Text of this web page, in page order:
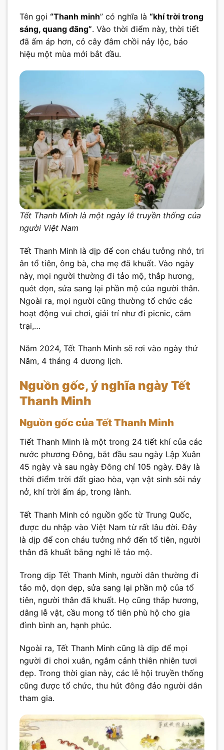
Tên gọi “Thanh minh” có nghĩa là “khí trời trong
sáng, quang đãng”. Vào thời điểm này, thời tiết
đã ấm áp hơn, cỏ cây đâm chồi nảy lộc, báo
hiệu một mùa mới bắt đầu.
Tết Thanh Minh là một ngày lễ truyền thống của
người Việt Nam
Tết Thanh Minh là dịp để con cháu tưởng nhớ, tri
ân tổ tiên, ông bà, cha mẹ đã khuất. Vào ngày
này, mọi người thường đi tảo mộ, thắp hương,
quét dọn, sửa sang lại phần mộ của người thân.
Ngoài ra, mọi người cũng thường tổ chức các
hoạt động vui chơi, giải trí như đi picnic, cắm
trại,…
Năm 2024, Tết Thanh Minh sẽ rơi vào ngày thứ
Năm, 4 tháng 4 dương lịch.
Nguồn gốc, ý nghĩa ngày Tết
Thanh Minh
Nguồn gốc của Tết Thanh Minh
Tiết Thanh Minh là một trong 24 tiết khí của các
nước phương Đông, bắt đầu sau ngày Lập Xuân
45 ngày và sau ngày Đông chí 105 ngày. Đây là
thời điểm trời đất giao hòa, vạn vật sinh sôi nảy
nở, khí trời ấm áp, trong lành.
Tết Thanh Minh có nguồn gốc từ Trung Quốc,
được du nhập vào Việt Nam từ rất lâu đời. Đây
là dịp để con cháu tưởng nhớ đến tổ tiên, người
thân đã khuất bằng nghi lễ tảo mộ.
Trong dịp Tết Thanh Minh, người dân thường đi
tảo mộ, dọn dẹp, sửa sang lại phần mộ của tổ
tiên, người thân đã khuất. Họ cũng thắp hương,
dâng lễ vật, cầu mong tổ tiên phù hộ cho gia
đình bình an, hạnh phúc.
Ngoài ra, Tết Thanh Minh cũng là dịp để mọi
người đi chơi xuân, ngắm cảnh thiên nhiên tươi
đẹp. Trong thời gian này, các lễ hội truyền thống
cũng được tổ chức, thu hút đông đảo người dân
tham gia.